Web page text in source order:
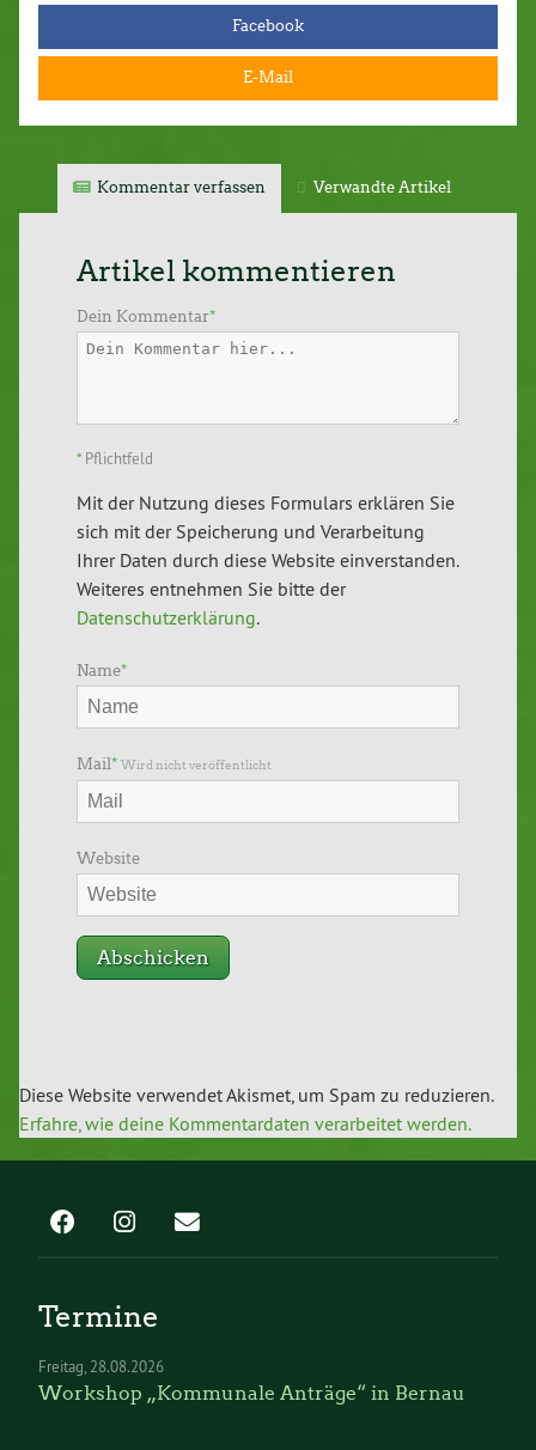
Facebook
E-Mail
Kommentar verfassen Verwandte Artikel
Artikel kommentieren
Dein Kommentar*
* Pflichtfeld
Mit der Nutzung dieses Formulars erklären Sie
sich mit der Speicherung und Verarbeitung
Ihrer Daten durch diese Website einverstanden.
Weiteres entnehmen Sie bitte der
Datenschutzerklärung.
Name*
Mail* Wird nicht veröffentlicht
Website
Diese Website verwendet Akismet, um Spam zu reduzieren.
Erfahre, wie deine Kommentardaten verarbeitet werden.
Termine
Freitag 28.08.2026
Workshop „Kommunale Anträge“ in Bernau